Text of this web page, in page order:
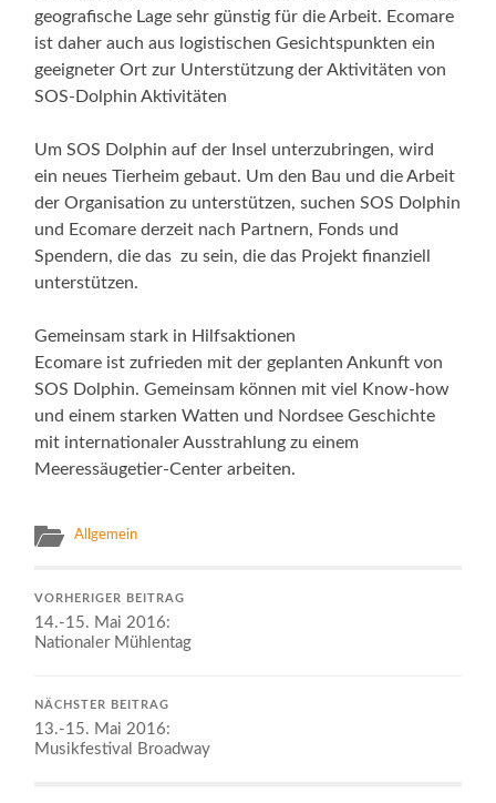
geografische Lage sehr günstig für die Arbeit. Ecomare
ist daher auch aus logistischen Gesichtspunkten ein
geeigneter Ort zur Unterstützung der Aktivitäten von
SOS-Dolphin Aktivitäten
Um SOS Dolphin auf der Insel unterzubringen, wird
ein neues Tierheim gebaut. Um den Bau und die Arbeit
der Organisation zu unterstützen, suchen SOS Dolphin
und Ecomare derzeit nach Partnern, Fonds und
Spendern, die das zu sein, die das Projekt finanziell
unterstützen.
Gemeinsam stark in Hilfsaktionen
Ecomare ist zufrieden mit der geplanten Ankunft von
SOS Dolphin. Gemeinsam können mit viel Know-how
und einem starken Watten und Nordsee Geschichte
mit internationaler Ausstrahlung zu einem
Meeressäugetier-Center arbeiten.
Allgemein
VORHERIGER BEITRAG
14.-15. Mai 2016:
Nationaler Mühlentag
NÄCHSTER BEITRAG
13.-15. Mai 2016:
Musikfestival Broadway